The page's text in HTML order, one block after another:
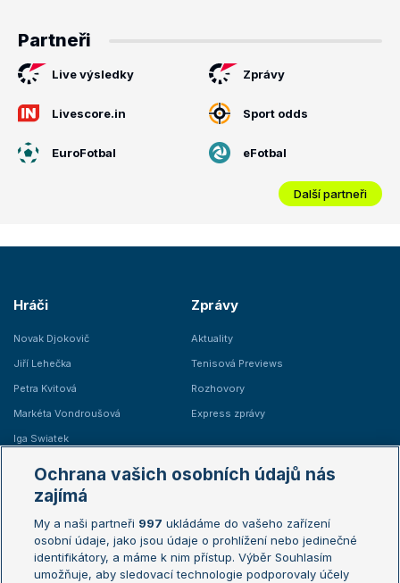
Partneři
Live výsledky Zprávy
Livescore.in Sport odds
EuroFotbal eFotbal
Další partneři
Hráči
Novak Djokovič
Jiří Lehečka
Petra Kvitová
Markéta Vondroušová
Iga Swiatek
Zprávy
Aktuality
Tenisová Previews
Rozhovory
Express zprávy
Žebříčky
Žebříček ATP (muži)
Žebříček WTA (ženy)
Sázkařský žebříček
Australian Open
French Open
Wimbledon
Ochrana vašich osobních údajů nás
zajímá
My a naši partneři 997 ukládáme do vašeho zařízení
osobní údaje, jako jsou údaje o prohlížení nebo jedinečné
identifikátory, a máme k nim přístup. Výběr Souhlasím
umožňuje, aby sledovací technologie podporovaly účely